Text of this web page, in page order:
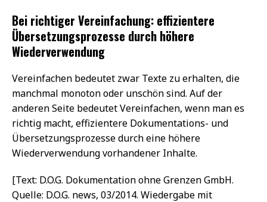
Bei richtiger Vereinfachung: effizientere
Übersetzungsprozesse durch höhere
Wiederverwendung
Vereinfachen bedeutet zwar Texte zu erhalten, die
manchmal monoton oder unschön sind. Auf der
anderen Seite bedeutet Vereinfachen, wenn man es
richtig macht, effizientere Dokumentations- und
Übersetzungsprozesse durch eine höhere
Wiederverwendung vorhandener Inhalte.
[Text: D.O.G. Dokumentation ohne Grenzen GmbH.
Quelle: D.O.G. news, 03/2014. Wiedergabe mit